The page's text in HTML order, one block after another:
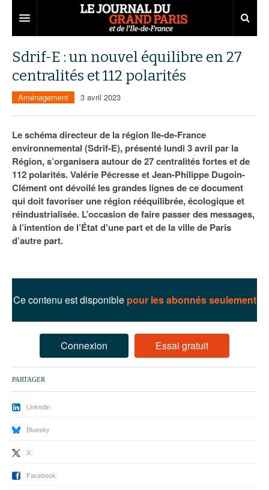
Territoires
Aménagement
Institutions
Services urbains
Entreprises
Emploi
Attractivité
Innovation
Marchés publics
75
77
78
92
Carnet
Nominations
Portraits
Les Assises du Grand Paris
Éditions précédentes
Le podcast
Ecouter les épisodes
Lire les résumés
Sdrif-E : un nouvel équilibre en 27
centralités et 112 polarités
Aménagement 3 avril 2023
Le schéma directeur de la région Ile-de-France
environnemental (Sdrif-E), présenté lundi 3 avril par la
Région, s’organisera autour de 27 centralités fortes et de
112 polarités. Valérie Pécresse et Jean-Philippe Dugoin-
Clément ont dévoilé les grandes lignes de ce document
qui doit favoriser une région rééquilibrée, écologique et
réindustrialisée. L’occasion de faire passer des messages,
à l’intention de l’État d’une part et de la ville de Paris
d’autre part.
Ce contenu est disponible pour les abonnés seulement
Connexion Essai gratuit
PARTAGER
Linkedin
Bluesky
X
Facebook